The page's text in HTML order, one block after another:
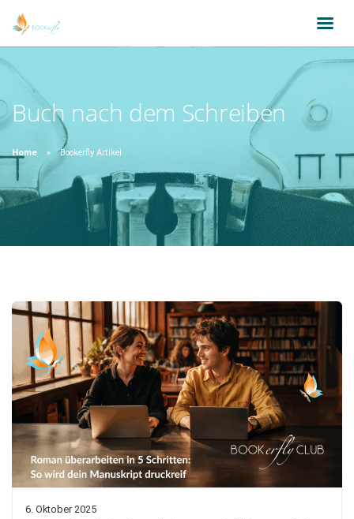
Buch nach dem Schreiben
Home Bookerfly Artikel
6. Oktober 2025